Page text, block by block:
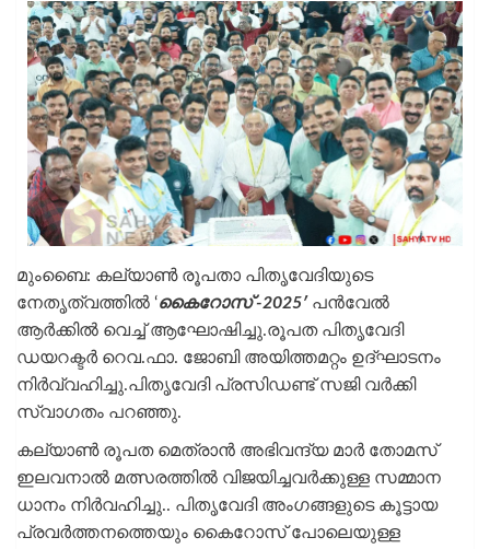
മുംബൈ: കല്യാൺ രൂപതാ പിതൃവേദിയുടെ
നേതൃത്വത്തിൽ ‘കൈറോസ് -2025′ പൻവേൽ
ആർക്കിൽ വെച്ച് ആഘോഷിച്ചു.രൂപത പിതൃവേദി
ഡയറക്ടർ റെവ.ഫാ. ജോബി അയിത്തമറ്റം ഉദ്ഘാടനം
നിർവ്വഹിച്ചു.പിതൃവേദി പ്രസിഡണ്ട് സജി വർക്കി
സ്വാഗതം പറഞ്ഞു.
കല്യാൺ രൂപത മെത്രാൻ അഭിവന്ദ്യ മാർ തോമസ്
ഇലവനാൽ മത്സരത്തിൽ വിജയിച്ചവർക്കുള്ള സമ്മാന
ധാനം നിർവഹിച്ചു.. പിതൃവേദി അംഗങ്ങളുടെ കൂട്ടായ
പ്രവർത്തനത്തെയും കൈറോസ് പോലെയുള്ള